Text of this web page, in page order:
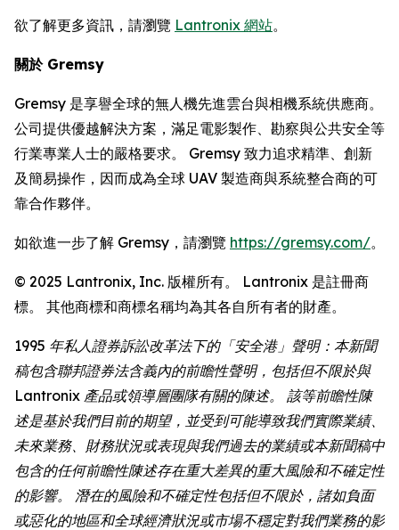
欲了解更多資訊，請瀏覽 Lantronix 網站。
關於 Gremsy
Gremsy 是享譽全球的無人機先進雲台與相機系統供應商。
公司提供優越解決方案，滿足電影製作、勘察與公共安全等
行業專業人士的嚴格要求。 Gremsy 致力追求精準、創新
及簡易操作，因而成為全球 UAV 製造商與系統整合商的可
靠合作夥伴。
如欲進一步了解 Gremsy，請瀏覽 https://gremsy.com/。
© 2025 Lantronix, Inc. 版權所有。 Lantronix 是註冊商
標。 其他商標和商標名稱均為其各自所有者的財產。
1995 年私人證券訴訟改革法下的「安全港」聲明：本新聞
稿包含聯邦證券法含義內的前瞻性聲明，包括但不限於與
Lantronix 產品或領導層團隊有關的陳述。 該等前瞻性陳
述是基於我們目前的期望，並受到可能導致我們實際業績、
未來業務、財務狀況或表現與我們過去的業績或本新聞稿中
包含的任何前瞻性陳述存在重大差異的重大風險和不確定性
的影響。 潛在的風險和不確定性包括但不限於，諸如負面
或惡化的地區和全球經濟狀況或市場不穩定對我們業務的影